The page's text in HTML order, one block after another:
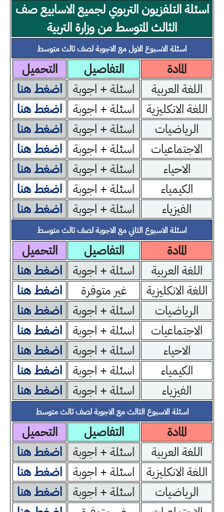
اسئلة التلفزيون التربوي لجميع الاسابيع صف
الثالث المتوسط من وزارة التربية
اسئلة الاسبوع الاول مع الاجوبة لصف ثالث متوسط
المادة التفاصيل
التحميل
اللغة العربية
اسئلة + اجوبة
اضغط هنا
اللغة الانكليزية
اسئلة + اجوبة
اضغط هنا
الرياضيات
اسئلة + اجوبة
اضغط هنا
الاجتماعيات
اسئلة + اجوبة
اضغط هنا
الاحياء
اسئلة + اجوبة
اضغط هنا
الكيمياء
اسئلة + اجوبة
اضغط هنا
الفيزياء
اسئلة + اجوبة اضغط هنا
اسئلة الاسبوع الثاني مع الاجوبة لصف ثالث متوسط
المادة التفاصيل
التحميل
اللغة العربية
اسئلة + اجوبة
اضغط هنا
اللغة الانكليزية
غير متوفرة
اضغط هنا
الرياضيات
اسئلة + اجوبة
اضغط هنا
الاجتماعيات
اسئلة + اجوبة
اضغط هنا
الاحياء
اسئلة + اجوبة
اضغط هنا
الكيمياء
اسئلة + اجوبة
اضغط هنا
الفيزياء
اسئلة + اجوبة اضغط هنا
اسئلة الاسبوع الثالث مع الاجوبة لصف ثالث متوسط
المادة التفاصيل
التحميل
اللغة العربية
اسئلة + اجوبة
اضغط هنا
اللغة الانكليزية
اسئلة + اجوبة
اضغط هنا
الرياضيات
اسئلة + اجوبة
اضغط هنا